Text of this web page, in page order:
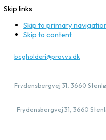
Skip links
Skip to primary
Skip to content
bogholderi@provvs.dk
Frydensbergvej 31, 3660
Frydensbergvej 31, 3660